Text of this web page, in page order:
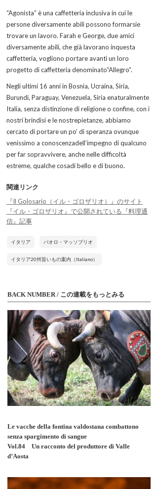
“Agonista” è una caffetteria inclusiva in cui le
persone diversamente abili possono formarsie
trovare un lavoro. Farah e George, due amici
diversamente abili, che già lavorano inquesta
caffetteria, vogliono portare avanti un loro
progetto di caffetteria denominato“Allegro”.
Negli ultimi 16 anni in Bosnia, Ucraina, Siria,
Burundi, Paraguay, Venezuela, Siria enaturalmente
Italia, senza distinzione di religione o confine, con i
nostri brindisi e le nostrepietanze, abbiamo
cercato di portare un po’ di speranza ovunque
venissimo a conoscenzadell’impegno di qualcuno
per far sopravvivere, anche nelle difficoltà
estreme, qualche cosadi bello e di buono.
関連リンク
『Il Golosario（イル・ゴロザリオ）』のサイト
『イル・ゴロザリオ』で公開されている『料理通
信』記事
イタリア パオロ・マッソブリオ
イタリア20州旨いもの案内（Italiano）
BACK NUMBER / この連載をもっとみる
Le vacche della fontina valdostana combattono
senza spargimento di sangue
Vol.84 Un racconto del produttore di Valle
d’Aosta